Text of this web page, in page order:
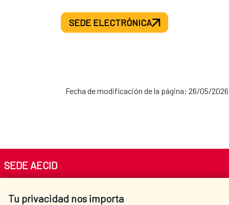
SEDE ELECTRÓNICA
Fecha de modificación de la página: 26/05/2026
Tu privacidad nos importa
SEDE AECID
Tel. +34 900 20 30 54​​​​​​​